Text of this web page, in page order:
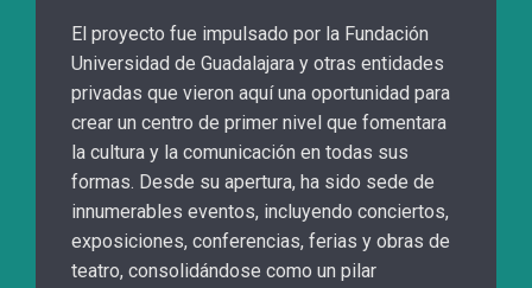
El proyecto fue impulsado por la Fundación
Universidad de Guadalajara y otras entidades
privadas que vieron aquí una oportunidad para
crear un centro de primer nivel que fomentara
la cultura y la comunicación en todas sus
formas. Desde su apertura, ha sido sede de
innumerables eventos, incluyendo conciertos,
exposiciones, conferencias, ferias y obras de
teatro, consolidándose como un pilar